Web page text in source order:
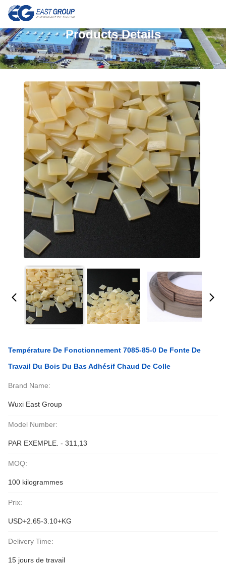
Products Details
Température De Fonctionnement 7085-85-0 De Fonte De
Travail Du Bois Du Bas Adhésif Chaud De Colle
Brand Name:
Wuxi East Group
Model Number:
PAR EXEMPLE. - 311,13
MOQ:
100 kilogrammes
Prix:
USD+2.65-3.10+KG
Delivery Time:
15 jours de travail